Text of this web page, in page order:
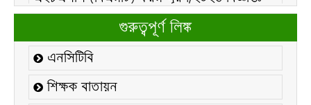
এইচএসসি ফরম/২০২৬ পূরণ বিজ্ঞপ্তিঃ
২১ ফেব্রুয়ারি/২০২৬ ইং তারিখে “শহিদ দিবস ও
আন্তর্জাতিক মাতৃভাষা দিবস-২০২৬ উদযাপন
উপলক্ষ্যে নোটিশঃ
গুরুত্বপূর্ণ লিঙ্ক
এনসিটিবি
শিক্ষক বাতায়ন